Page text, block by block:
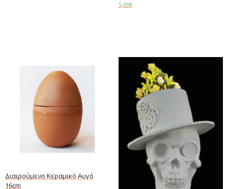
5,00€
Διαιρούμενο Κεραμικό Αυγό
16cm